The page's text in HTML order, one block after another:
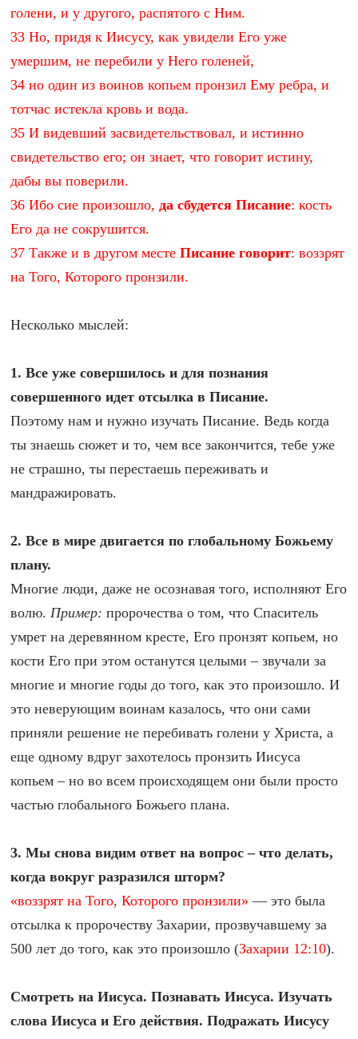
голени, и у другого, распятого с Ним.
33 Но, придя к Иисусу, как увидели Его уже
умершим, не перебили у Него голеней,
34 но один из воинов копьем пронзил Ему ребра, и
тотчас истекла кровь и вода.
35 И видевший засвидетельствовал, и истинно
свидетельство его; он знает, что говорит истину,
дабы вы поверили.
36 Ибо сие произошло, да сбудется Писание: кость
Его да не сокрушится.
37 Также и в другом месте Писание говорит: воззрят
на Того, Которого пронзили.
Несколько мыслей:
1. Все уже совершилось и для познания
совершенного идет отсылка в Писание.
Поэтому нам и нужно изучать Писание. Ведь когда
ты знаешь сюжет и то, чем все закончится, тебе уже
не страшно, ты перестаешь переживать и
мандражировать.
2. Все в мире двигается по глобальному Божьему
плану.
Многие люди, даже не осознавая того, исполняют Его
волю. Пример:пророчества о том, что Спаситель
умрет на деревянном кресте, Его пронзят копьем, но
кости Его при этом останутся целыми – звучали за
многие и многие годы до того, как это произошло. И
это неверующим воинам казалось, что они сами
приняли решение не перебивать голени у Христа, а
еще одному вдруг захотелось пронзить Иисуса
копьем – но во всем происходящем они были просто
частью глобального Божьего плана.
3. Мы снова видим ответ на вопрос – что делать,
когда вокруг разразился шторм?
«воззрят на Того, Которого пронзили» — это была
отсылка к пророчеству Захарии, прозвучавшему за
500 лет до того, как это произошло (Захарии 12:10).
Смотреть на Иисуса. Познавать Иисуса. Изучать
слова Иисуса и Его действия. Подражать Иисусу